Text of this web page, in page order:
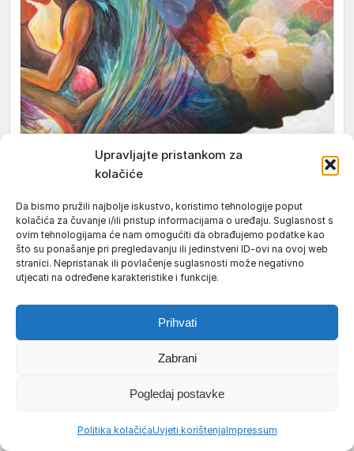
Upravljajte pristankom za
kolačiće
Da bismo pružili najbolje iskustvo, koristimo tehnologije poput
kolačića za čuvanje i/ili pristup informacijama o uređaju. Suglasnost s
ovim tehnologijama će nam omogućiti da obrađujemo podatke kao
što su ponašanje pri pregledavanju ili jedinstveni ID-ovi na ovoj web
stranici. Nepristanak ili povlačenje suglasnosti može negativno
utjecati na određene karakteristike i funkcije.
Prihvati
Zabrani
Pogledaj postavke
Politika kolačićaUvjeti korištenjaImpressum